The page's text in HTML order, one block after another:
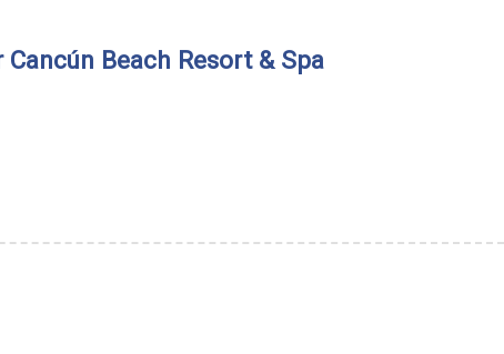
Beach Resort & Spa